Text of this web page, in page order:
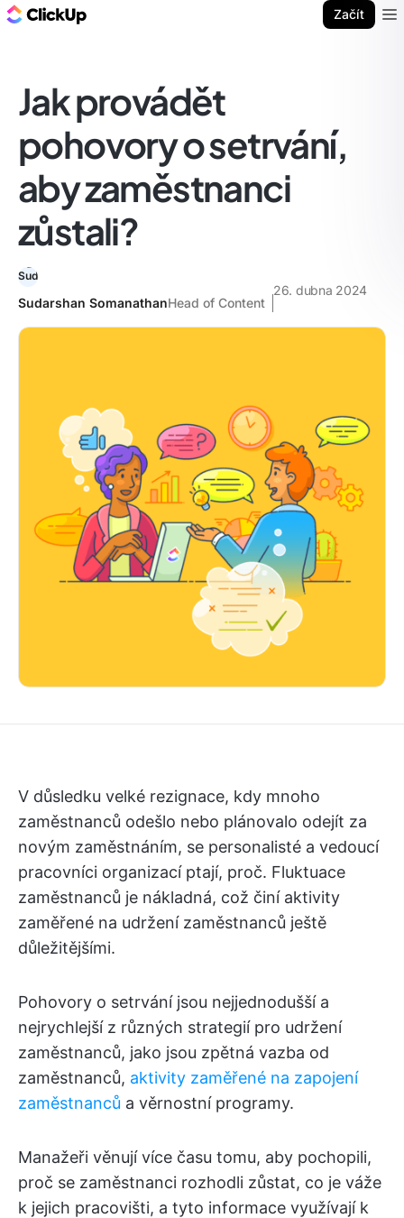
Začít
Jak provádět
pohovory o setrvání,
aby zaměstnanci
zůstali?
Sudarshan SomanathanHead of Content
26. dubna 2024
V důsledku velké rezignace, kdy mnoho
zaměstnanců odešlo nebo plánovalo odejít za
novým zaměstnáním, se personalisté a vedoucí
pracovníci organizací ptají, proč. Fluktuace
zaměstnanců je nákladná, což činí aktivity
zaměřené na udržení zaměstnanců ještě
důležitějšími.
Pohovory o setrvání jsou nejjednodušší a
nejrychlejší z různých strategií pro udržení
zaměstnanců, jako jsou zpětná vazba od
zaměstnanců, aktivity zaměřené na zapojení
zaměstnanců a věrnostní programy.
Manažeři věnují více času tomu, aby pochopili,
proč se zaměstnanci rozhodli zůstat, co je váže
k jejich pracovišti, a tyto informace využívají k